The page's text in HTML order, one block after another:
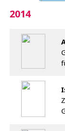
2014